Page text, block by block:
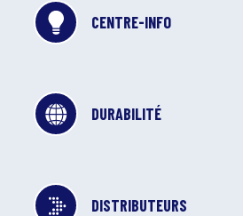
CENTRE-INFO
DURABILITÉ
DISTRIBUTEURS